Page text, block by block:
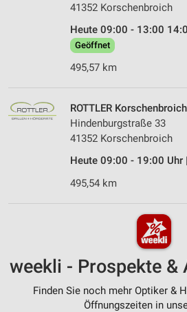
41352 Korschenbroich
Heute 09:00 - 13:00
Geöffnet
495,57 km
ROTTLER Korschenbroich
Hindenburgstraße 33
41352 Korschenbroich
Heute 09:00 - 19:00 Uhr |
495,54 km
weekli - Prospekte &
Finden Sie noch mehr Optiker &
Öffnungszeiten in